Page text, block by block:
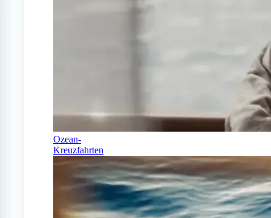
Ozean-
Kreuzfahrten